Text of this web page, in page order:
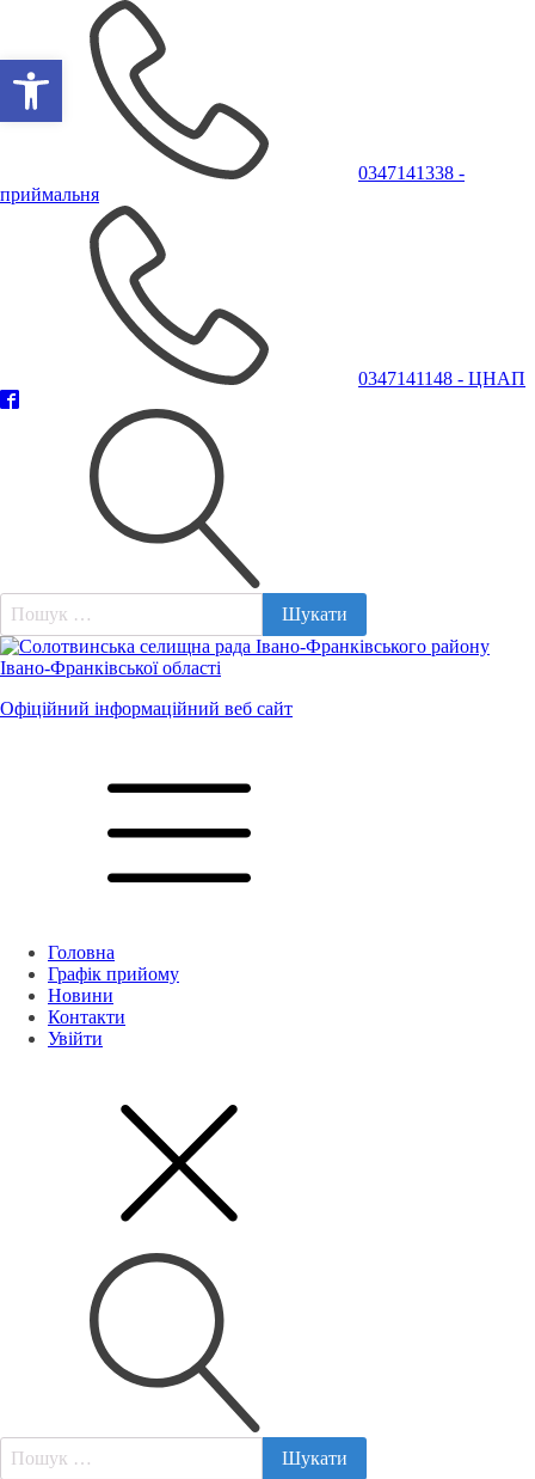
0347141338 -
приймальня
0347141148 - ЦНАП
Пошук:
Офіційний інформаційний веб сайт
Головна
Графік прийому
Новини
Контакти
Увійти
Пошук:
Відкрити Панель інструментів